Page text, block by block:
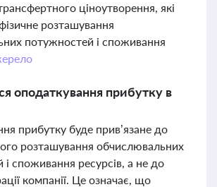
ціноутворення, які
розташування
потужностей і споживання
оподаткування прибутку в
прибутку буде прив’язане до
розташування обчислювальних
споживання ресурсів, а не до
компанії. Це означає, що